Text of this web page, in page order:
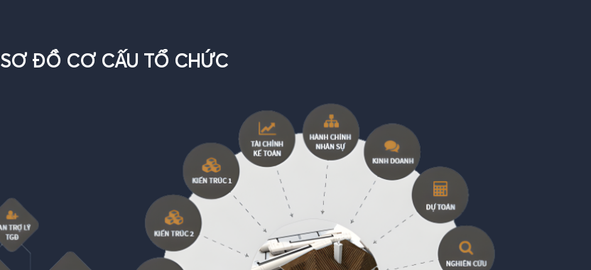
SƠ ĐỒ CƠ CẤU TỔ CHỨC